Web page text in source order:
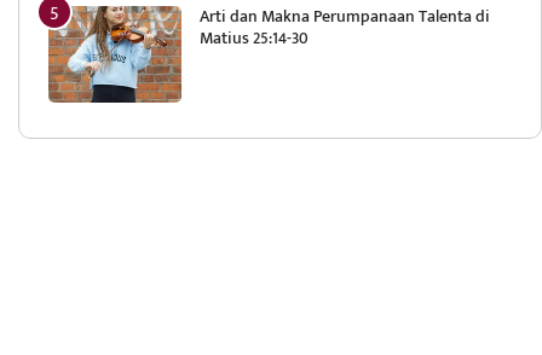
Arti dan Makna Perumpanaan Talenta di
Matius 25:14-30